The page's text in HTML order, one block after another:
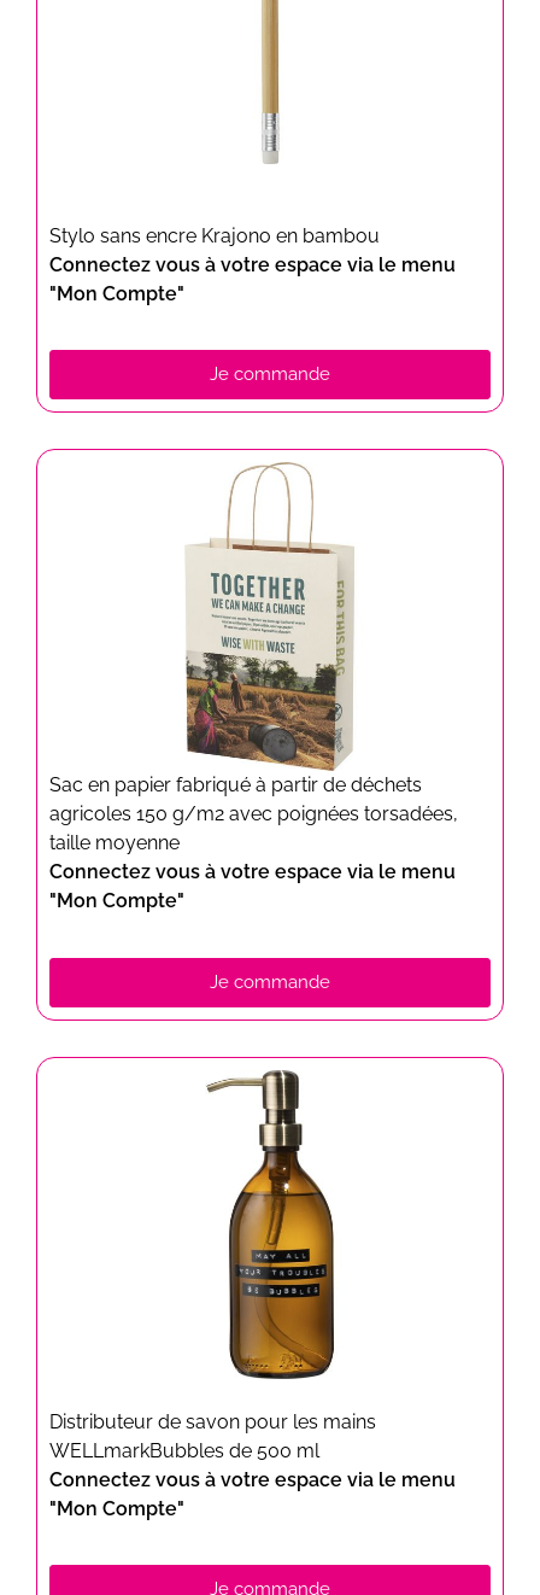
Stylo sans encre Krajono en bambou
Connectez vous à votre espace via le menu
"Mon Compte"
Je commande
Sac en papier fabriqué à partir de déchets
agricoles 150 g/m2 avec poignées torsadées,
taille moyenne
Connectez vous à votre espace via le menu
"Mon Compte"
Je commande
Distributeur de savon pour les mains
WELLmarkBubbles de 500 ml
Connectez vous à votre espace via le menu
"Mon Compte"
Je commande